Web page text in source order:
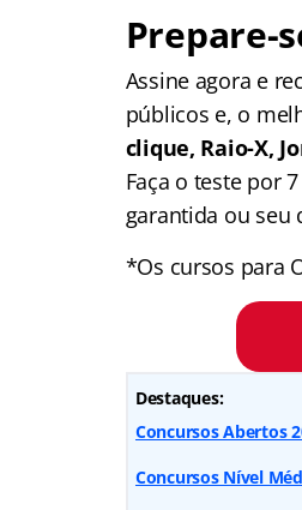
Prepare-
Assine agora e
públicos e, o
clique, Raio-X,
Faça o teste por
garantida ou seu
*Os cursos para
Destaques:
Concursos Abertos
Concursos Nível